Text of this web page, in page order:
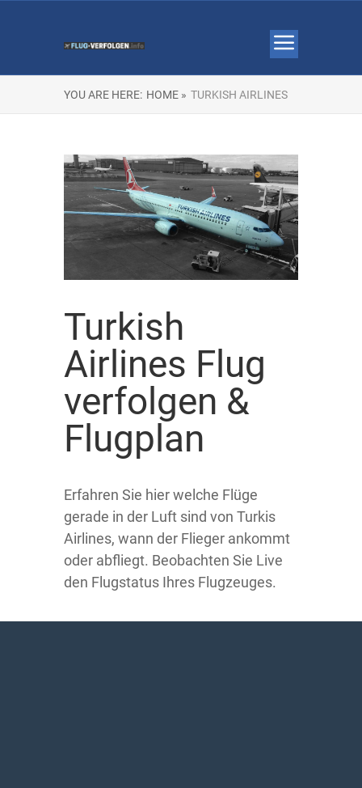
YOU ARE HERE: HOME » TURKISH AIRLINES
Turkish
Airlines Flug
verfolgen &
Flugplan
Erfahren Sie hier welche Flüge
gerade in der Luft sind von Turkis
Airlines, wann der Flieger ankommt
oder abfliegt. Beobachten Sie Live
den Flugstatus Ihres Flugzeuges.